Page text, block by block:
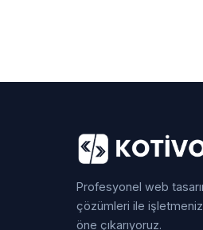
Profesyonel web
çözümleri ile
öne çıkarıyoruz.